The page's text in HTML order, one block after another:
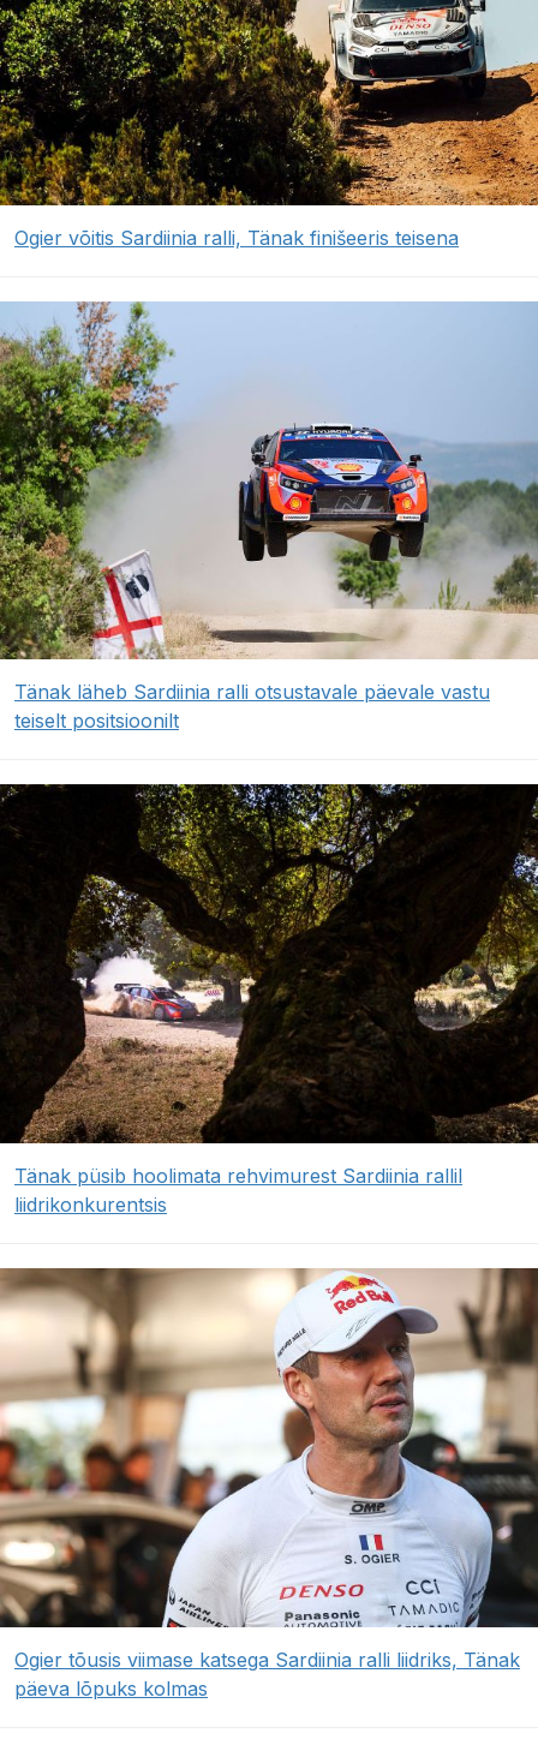
Ogier võitis Sardiinia ralli, Tänak finišeeris teisena
Tänak läheb Sardiinia ralli otsustavale päevale vastu
teiselt positsioonilt
Tänak püsib hoolimata rehvimurest Sardiinia rallil
liidrikonkurentsis
Ogier tõusis viimase katsega Sardiinia ralli liidriks, Tänak
päeva lõpuks kolmas